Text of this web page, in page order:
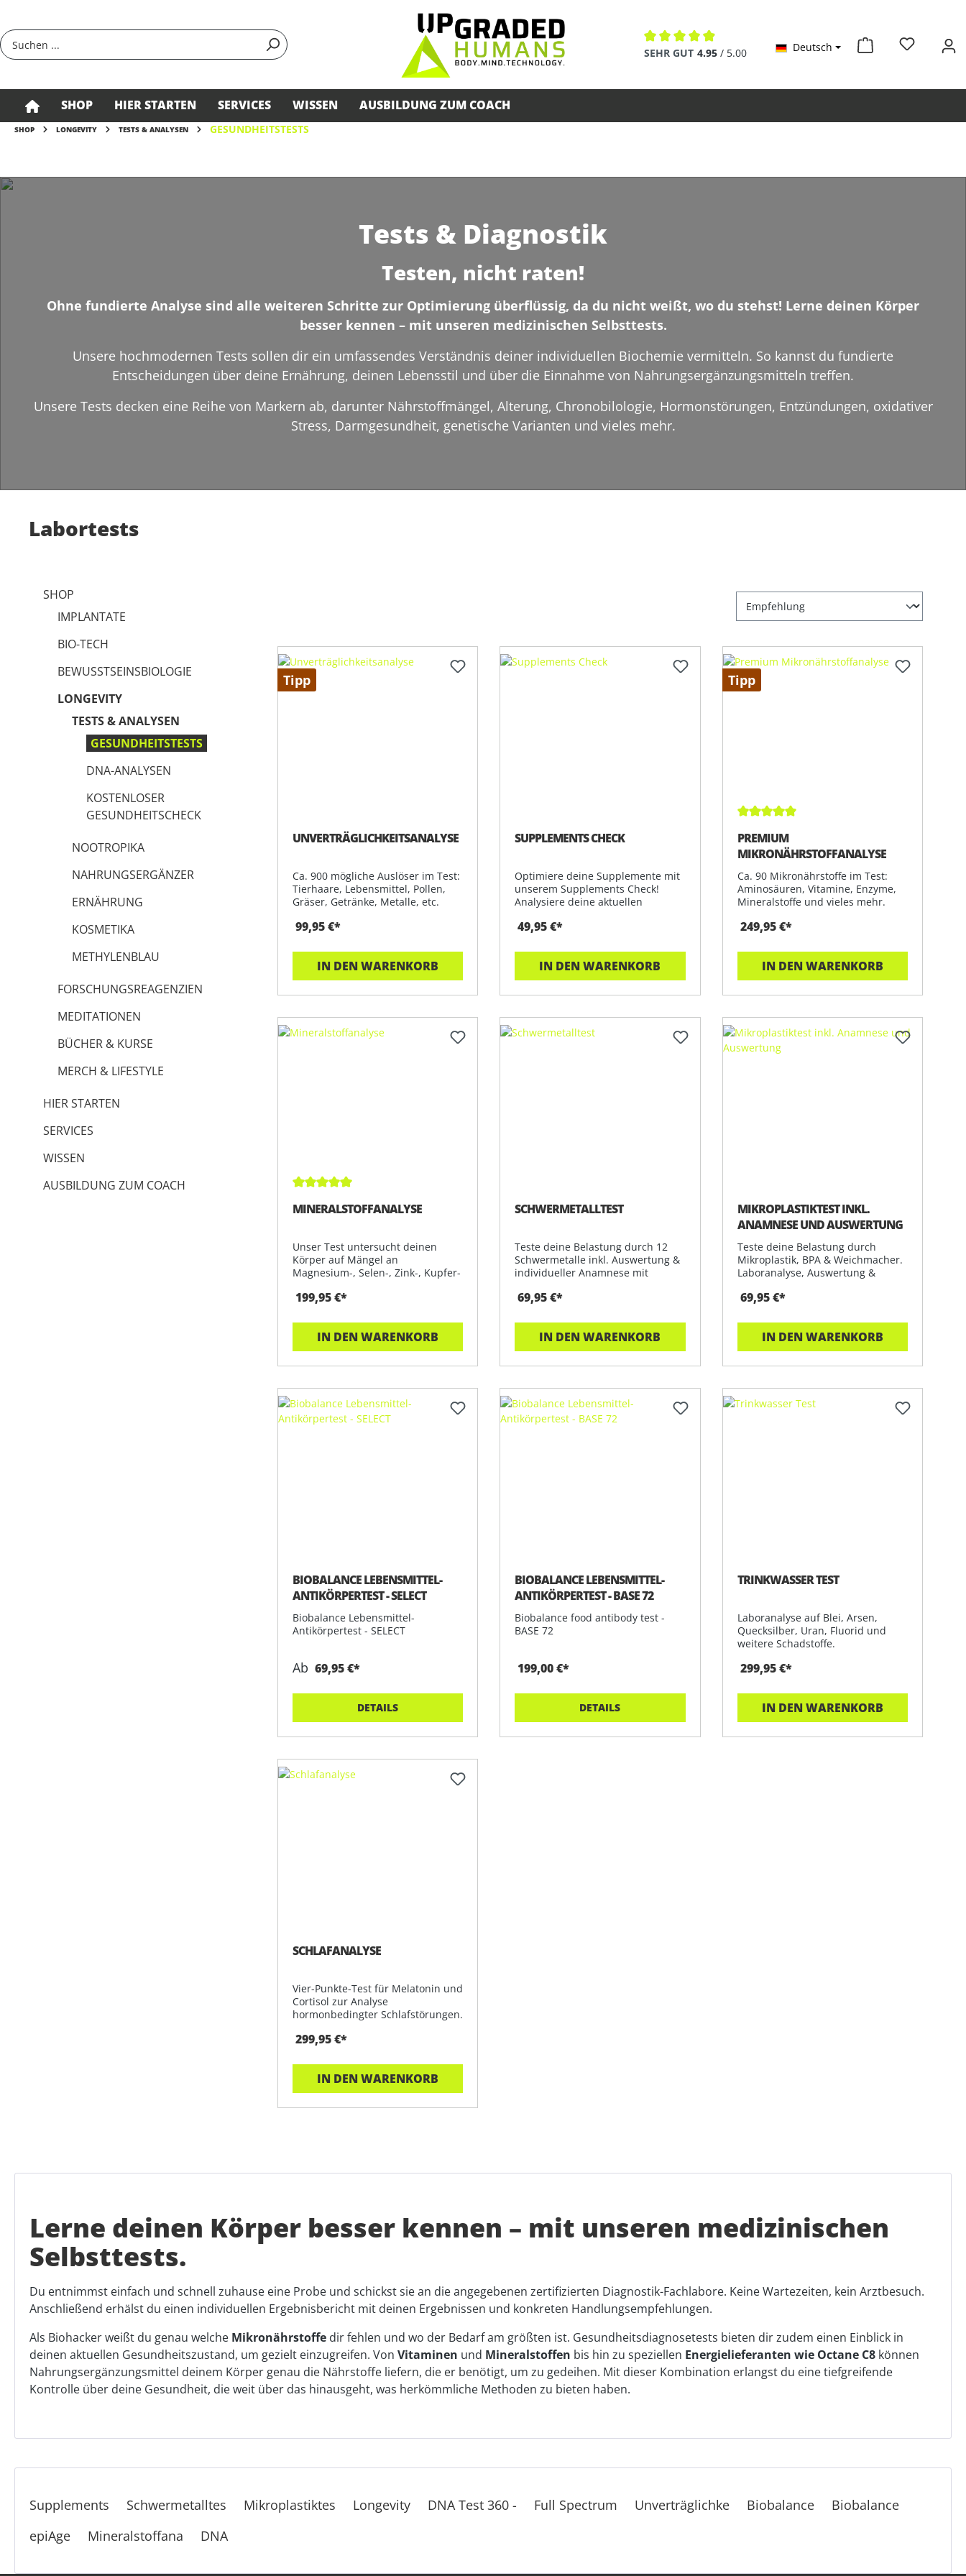
Durchschnittliche Bewertung von 4.9 von 5 Sternen
SEHR GUT 4.95 / 5.00 Deutsch
SHOP HIER STARTEN SERVICES WISSEN AUSBILDUNG ZUM COACH
SHOP LONGEVITY TESTS & ANALYSEN GESUNDHEITSTESTS
Tests & Diagnostik
Testen, nicht raten!
Ohne fundierte Analyse sind alle weiteren Schritte zur Optimierung überflüssig, da du nicht weißt, wo du stehst! Lerne deinen Körper
besser kennen – mit unseren medizinischen Selbsttests.
Unsere hochmodernen Tests sollen dir ein umfassendes Verständnis deiner individuellen Biochemie vermitteln. So kannst du fundierte
Entscheidungen über deine Ernährung, deinen Lebensstil und über die Einnahme von Nahrungsergänzungsmitteln treffen.
Unsere Tests decken eine Reihe von Markern ab, darunter Nährstoffmängel, Alterung, Chronobilologie, Hormonstörungen, Entzündungen, oxidativer
Stress, Darmgesundheit, genetische Varianten und vieles mehr.
Labortests
SHOP
IMPLANTATE
BIO-TECH
BEWUSSTSEINSBIOLOGIE
LONGEVITY
TESTS & ANALYSEN
GESUNDHEITSTESTS
DNA-ANALYSEN
KOSTENLOSER
GESUNDHEITSCHECK
NOOTROPIKA
NAHRUNGSERGÄNZER
ERNÄHRUNG
KOSMETIKA
METHYLENBLAU
FORSCHUNGSREAGENZIEN
MEDITATIONEN
BÜCHER & KURSE
MERCH & LIFESTYLE
HIER STARTEN
SERVICES
WISSEN
AUSBILDUNG ZUM COACH
Tipp
UNVERTRÄGLICHKEITSANALYSE
Ca. 900 mögliche Auslöser im Test:
Tierhaare, Lebensmittel, Pollen,
Gräser, Getränke, Metalle, etc.
99,95 €*
IN DEN WARENKORB
SUPPLEMENTS CHECK
Optimiere deine Supplemente mit
unserem Supplements Check!
Analysiere deine aktuellen
49,95 €*
IN DEN WARENKORB
Tipp
Durchschnittliche Bewertung von 5 von 5
PREMIUM
MIKRONÄHRSTOFFANALYSE
Ca. 90 Mikronährstoffe im Test:
Aminosäuren, Vitamine, Enzyme,
Mineralstoffe und vieles mehr.
249,95 €*
IN DEN WARENKORB
Durchschnittliche Bewertung von 5 von 5 Sternen
MINERALSTOFFANALYSE
Unser Test untersucht deinen
Körper auf Mängel an
Magnesium-, Selen-, Zink-, Kupfer-
199,95 €*
IN DEN WARENKORB
SCHWERMETALLTEST
Teste deine Belastung durch 12
Schwermetalle inkl. Auswertung &
individueller Anamnese mit
69,95 €*
IN DEN WARENKORB
MIKROPLASTIKTEST INKL.
ANAMNESE UND AUSWERTUNG
Teste deine Belastung durch
Mikroplastik, BPA & Weichmacher.
Laboranalyse, Auswertung &
69,95 €*
IN DEN WARENKORB
BIOBALANCE LEBENSMITTEL-
ANTIKÖRPERTEST - SELECT
Biobalance Lebensmittel-
Antikörpertest - SELECT
Ab 69,95 €*
DETAILS
BIOBALANCE LEBENSMITTEL-
ANTIKÖRPERTEST - BASE 72
Biobalance food antibody test -
BASE 72
199,00 €*
DETAILS
TRINKWASSER TEST
Laboranalyse auf Blei, Arsen,
Quecksilber, Uran, Fluorid und
weitere Schadstoffe.
299,95 €*
IN DEN WARENKORB
SCHLAFANALYSE
Vier-Punkte-Test für Melatonin und
Cortisol zur Analyse
hormonbedingter Schlafstörungen.
299,95 €*
IN DEN WARENKORB
Lerne deinen Körper besser kennen – mit unseren medizinischen
Selbsttests.
Du entnimmst einfach und schnell zuhause eine Probe und schickst sie an die angegebenen zertifizierten Diagnostik-Fachlabore. Keine Wartezeiten, kein Arztbesuch.
Anschließend erhälst du einen individuellen Ergebnisbericht mit deinen Ergebnissen und konkreten Handlungsempfehlungen.
Als Biohacker weißt du genau welche Mikronährstoffe dir fehlen und wo der Bedarf am größten ist. Gesundheitsdiagnosetests bieten dir zudem einen Einblick in
deinen aktuellen Gesundheitszustand, um gezielt einzugreifen. Von Vitaminen und Mineralstoffen bis hin zu speziellen Energielieferanten wie Octane C8 können
Nahrungsergänzungsmittel deinem Körper genau die Nährstoffe liefern, die er benötigt, um zu gedeihen. Mit dieser Kombination erlangst du eine tiefgreifende
Kontrolle über deine Gesundheit, die weit über das hinausgeht, was herkömmliche Methoden zu bieten haben.
Supplements Schwermetalltes Mikroplastiktes Longevity DNA Test 360 - Full Spectrum Unverträglichke Biobalance
Biobalance
epiAge
Mineralstoffana DNA